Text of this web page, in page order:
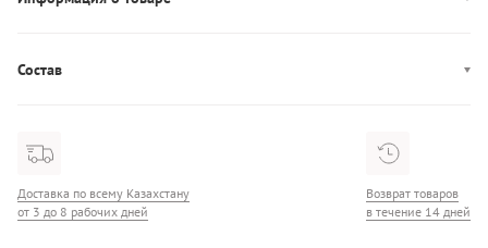
Состав
Доставка по всему Казахстану
от 3 до 8 рабочих дней
Возврат товаров
в течение 14 дней